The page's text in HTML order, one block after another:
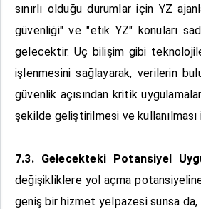
sınırlı olduğu durumlar için YZ
güvenliği" ve "etik YZ" konuları
gelecektir. Uç bilişim gibi
işlenmesini sağlayarak, verilerin
güvenlik açısından kritik
şekilde geliştirilmesi ve
7.3. Gelecekteki Potansiyel
değişikliklere yol açma
geniş bir hizmet yelpazesi sunsa da,